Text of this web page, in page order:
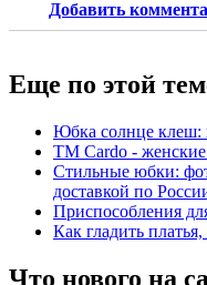
Добавить
Еще по этой
Юбка солнце клеш:
TM Cardo -
Стильные юбки:
доставкой по
Приспособления
Как гладить
Что нового на